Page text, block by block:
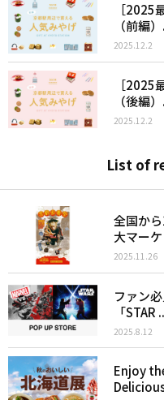
［2025
（前編
2025.12.2
［2025
（後編
2025.12.2
List of
全国か
大マー
2025.11.26
ファン
「STAR
2025.8.12
Enjoy